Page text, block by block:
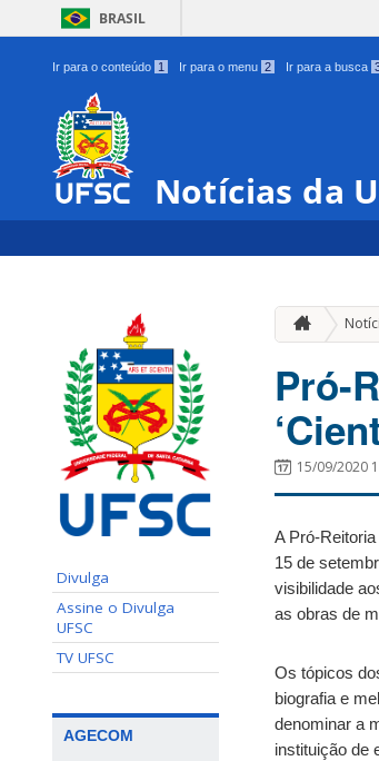
BRASIL
Ir para o conteúdo 1 Ir para o menu 2 Ir para a busca
Notícias da
Divulga
Assine o Divulga
UFSC
TV UFSC
AGECOM
Pró-
15/09/2020
A Pró-
15 de
visibilidade
as obras de
Os tópicos
biografia e
denominar a
instituição de